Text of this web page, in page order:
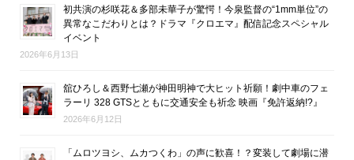
初共演の杉咲花＆多部未華子が驚愕！今泉監督の“1mm単位”の
異常なこだわりとは？ドラマ『クロエマ』配信記念スペシャル
イベント
2026年6月13日
舘ひろし＆西野七瀬が神田明神で大ヒット祈願！劇中車のフェ
ラーリ 328 GTSとともに交通安全も祈念 映画『免許返納!?』
2026年6月12日
「ムロツヨシ、ムカつくわ」の声に歓喜！？変装して劇場に潜